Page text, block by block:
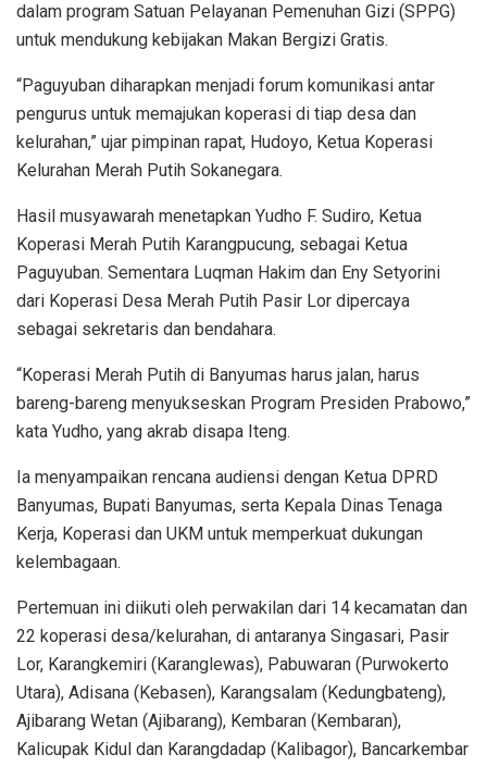
dalam program Satuan Pelayanan Pemenuhan Gizi (SPPG)
untuk mendukung kebijakan Makan Bergizi Gratis.
“Paguyuban diharapkan menjadi forum komunikasi antar
pengurus untuk memajukan koperasi di tiap desa dan
kelurahan,” ujar pimpinan rapat, Hudoyo, Ketua Koperasi
Kelurahan Merah Putih Sokanegara.
Hasil musyawarah menetapkan Yudho F. Sudiro, Ketua
Koperasi Merah Putih Karangpucung, sebagai Ketua
Paguyuban. Sementara Luqman Hakim dan Eny Setyorini
dari Koperasi Desa Merah Putih Pasir Lor dipercaya
sebagai sekretaris dan bendahara.
“Koperasi Merah Putih di Banyumas harus jalan, harus
bareng-bareng menyukseskan Program Presiden Prabowo,”
kata Yudho, yang akrab disapa Iteng.
Ia menyampaikan rencana audiensi dengan Ketua DPRD
Banyumas, Bupati Banyumas, serta Kepala Dinas Tenaga
Kerja, Koperasi dan UKM untuk memperkuat dukungan
kelembagaan.
Pertemuan ini diikuti oleh perwakilan dari 14 kecamatan dan
22 koperasi desa/kelurahan, di antaranya Singasari, Pasir
Lor, Karangkemiri (Karanglewas), Pabuwaran (Purwokerto
Utara), Adisana (Kebasen), Karangsalam (Kedungbateng),
Ajibarang Wetan (Ajibarang), Kembaran (Kembaran),
Kalicupak Kidul dan Karangdadap (Kalibagor), Bancarkembar